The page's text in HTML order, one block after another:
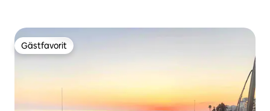
Gästfavorit
Gästfavorit